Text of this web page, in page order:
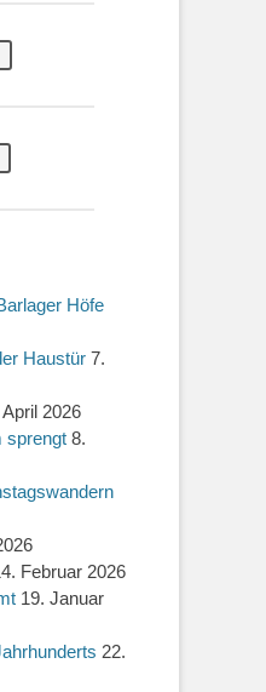
Höfe
Haustür 7.
April 2026
sprengt 8.
Februar 2026
19. Januar
22.